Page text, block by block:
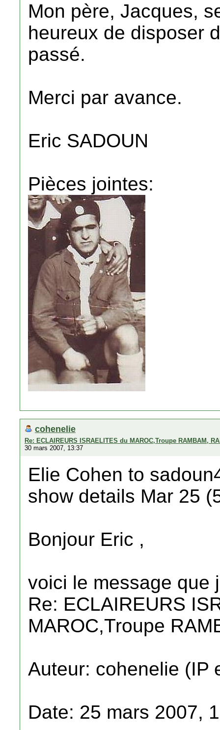
Mon père, Jacques,
heureux de disposer
passé.
Merci par avance.
Eric SADOUN
Pièces jointes:
cohenelie
Re: ECLAIREURS ISRAELITES du MAROC,Troupe RAMBAM,
30 mars 2007, 13:37
Elie Cohen to
show details Mar 25
Bonjour Eric ,
voici le message que
Re: ECLAIREURS
MAROC,Troupe
Auteur: cohenelie (IP
Date: 25 mars 2007,